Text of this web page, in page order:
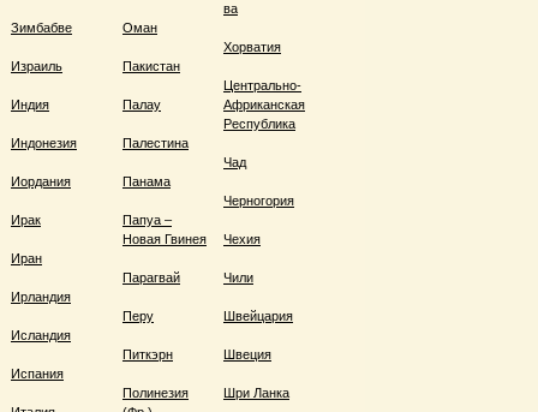
Зимбабве
Израиль
Индия
Индонезия
Иордания
Ирак
Иран
Ирландия
Исландия
Испания
Оман
Пакистан
Палау
Палестина
Панама
Папуа –
Новая Гвинея
Парагвай
Перу
Питкэрн
Полинезия
ва
Хорватия
Центрально-
Африканская
Республика
Чад
Черногория
Чехия
Чили
Швейцария
Швеция
Шри Ланка